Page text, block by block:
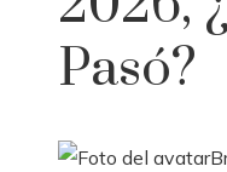
Pasó?